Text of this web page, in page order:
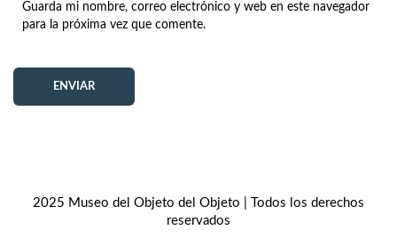
Guarda mi nombre, correo electrónico y web en este navegador
para la próxima vez que comente.
2025 Museo del Objeto del Objeto | Todos los derechos
reservados